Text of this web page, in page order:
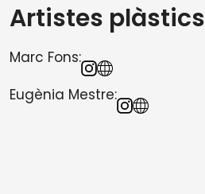
Artistes plàstics
Marc Fons:
Eugènia Mestre: